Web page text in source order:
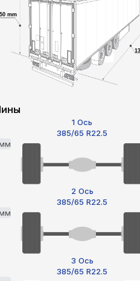
mm
1 Ось
385/65 R22.5
2 Ось
385/65 R22.5
3 Ось
385/65 R22.5